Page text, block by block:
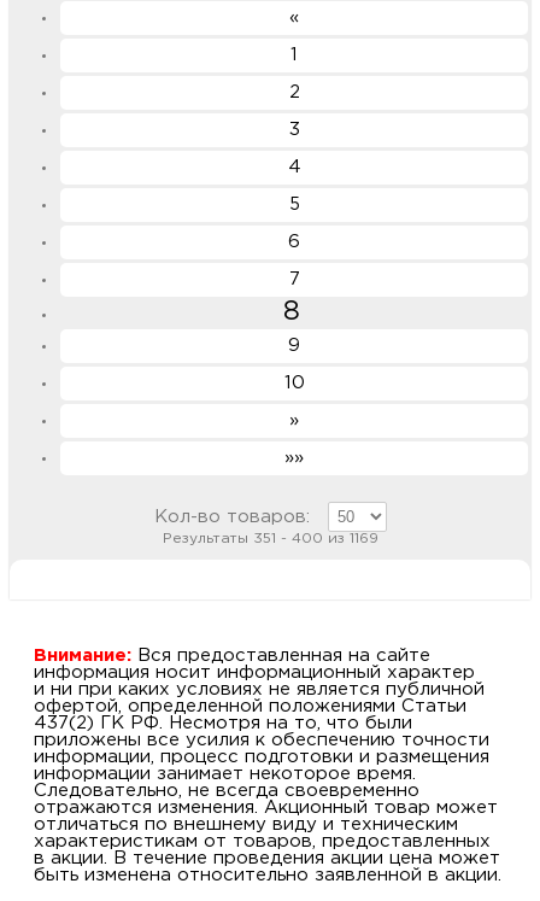
«
1
2
3
4
5
6
7
8
9
10
»
»»
Кол-во товаров:
Результаты 351 - 400 из 1169
Внимание: Вся предоставленная на сайте
информация носит информационный характер
и ни при каких условиях не является публичной
офертой, определенной положениями Статьи
437(2) ГК РФ. Несмотря на то, что были
приложены все усилия к обеспечению точности
информации, процесс подготовки и размещения
информации занимает некоторое время.
Следовательно, не всегда своевременно
отражаются изменения. Акционный товар может
отличаться по внешнему виду и техническим
характеристикам от товаров, предоставленных
в акции. В течение проведения акции цена может
быть изменена относительно заявленной в акции.